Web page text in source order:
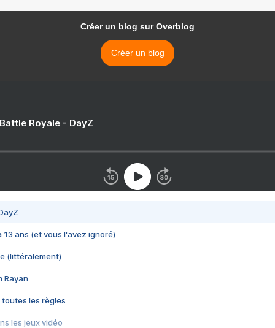
Créer un blog sur Overblog
Créer un blog
Royale - DayZ
13 ans (et vous l'avez ignoré)
(littéralement)
Rayan
toutes les règles
les jeux vidéo